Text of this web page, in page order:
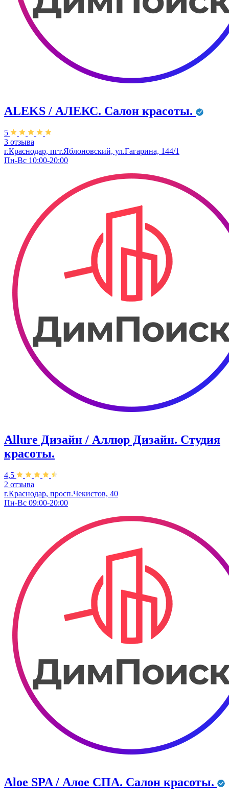
ALEKS / АЛЕКС. Салон красоты.
5
3 отзыва
г.Краснодар, пгт.Яблоновский, ул.Гагарина, 144/1
Пн-Вс 10:00-20:00
Allure Дизайн / Аллюр Дизайн. Студия
красоты.
4,5
2 отзыва
г.Краснодар, просп.Чекистов, 40
Пн-Вс 09:00-20:00
Aloe SPA / Алое СПА. Салон красоты.